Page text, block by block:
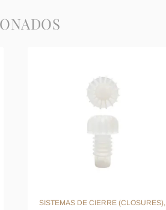
SISTEMAS DE CIERRE (CLOSURES),